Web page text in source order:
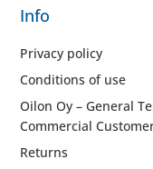
Info
Privacy policy
Conditions of use
Oilon Oy – General
Commercial
Returns